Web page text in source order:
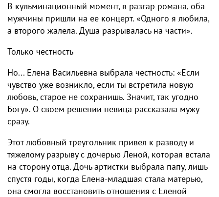
В кульминационный момент, в разгар романа, оба
мужчины пришли на ее концерт. «Одного я любила,
а второго жалела. Душа разрывалась на части».
Только честность
Но... Елена Васильевна выбрала честность: «Если
чувство уже возникло, если ты встретила новую
любовь, старое не сохранишь. Значит, так угодно
Богу». О своем решении певица рассказала мужу
сразу.
Этот любовный треугольник привел к разводу и
тяжелому разрыву с дочерью Леной, которая встала
на сторону отца. Дочь артистки выбрала папу, лишь
спустя годы, когда Елена-младшая стала матерью,
она смогла восстановить отношения с Еленой